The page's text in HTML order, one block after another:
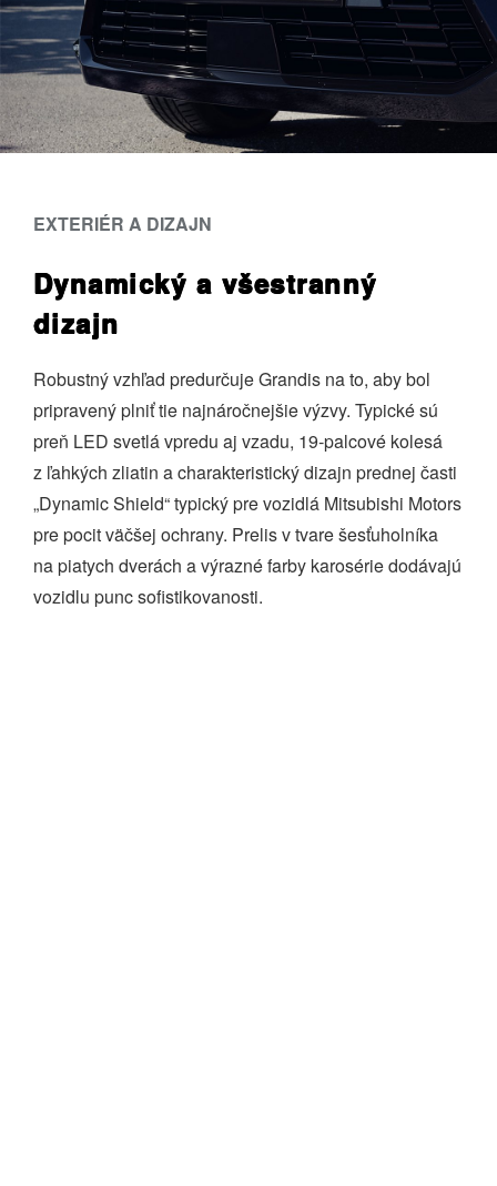
EXTERIÉR A DIZAJN
Dynamický a všestranný
dizajn
Robustný vzhľad predurčuje Grandis na to, aby bol
pripravený plniť tie najnáročnejšie výzvy. Typické sú
preň LED svetlá vpredu aj vzadu, 19‑palcové kolesá
z ľahkých zliatin a charakteristický dizajn prednej časti
„Dynamic Shield“ typický pre vozidlá Mitsubishi Motors
pre pocit väčšej ochrany. Prelis v tvare šesťuholníka
na piatych dverách a výrazné farby karosérie dodávajú
vozidlu punc sofistikovanosti.